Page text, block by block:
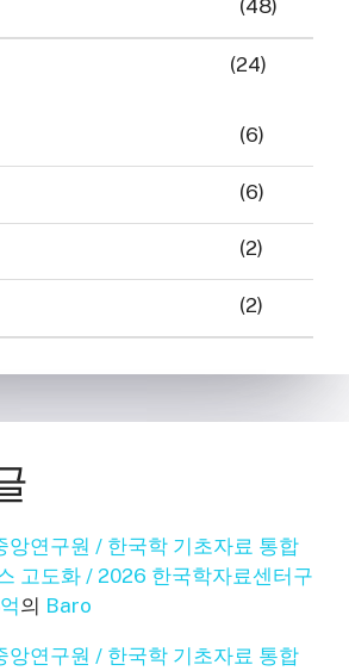
(48)
(24)
(6)
(6)
(2)
(2)
앙연구원 / 한국학 기초자료 통합
고도화 / 2026 한국학자료센터구
의 Baro
앙연구원 / 한국학 기초자료 통합